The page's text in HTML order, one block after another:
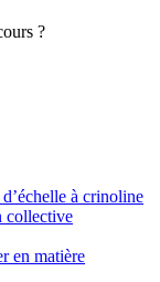
?
à crinoline
collective
en matière